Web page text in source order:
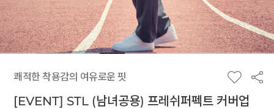
쾌적한 착용감의 여유로운 핏
[EVENT] STL (남녀공용) 프레쉬퍼펙트 커버업